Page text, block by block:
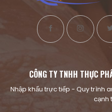
CÔNG TY TNHH THỰC
Nhập khẩu trực tiếp - Quy trình
cạnh